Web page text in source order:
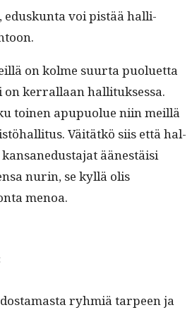
eduskun­ta voi pistää hal­li­
on kolme suur­ta puoluet­ta
on ker­ral­laan hal­li­tuk­ses­sa.
toinen apupuolue niin meil­lä
Väitätkö siis että hal­
äänestäisi
nurin, se kyl­lä olis
menoa.
ryh­miä tarpeen ja